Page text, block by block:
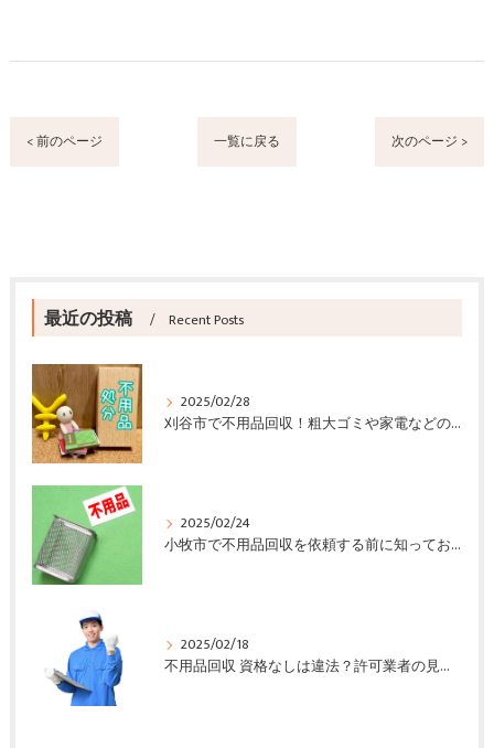
< 前のページ 一覧に戻る 次のページ >
最近の投稿 Recent Posts
2025/02/28
刈谷市で不用品回収！粗大ゴミや家電などの回収方法と注意点
2025/02/24
小牧市で不用品回収を依頼する前に知っておきたいポイント
2025/02/18
不用品回収 資格なしは違法？許可業者の見分け方と依頼時の注意点